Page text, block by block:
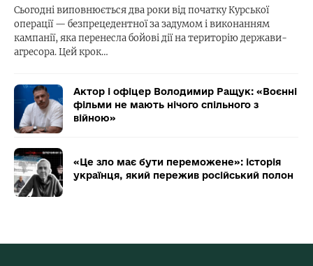
Сьогодні виповнюється два роки від початку Курської
операції — безпрецедентної за задумом і виконанням
кампанії, яка перенесла бойові дії на територію держави-
агресора. Цей крок…
Актор і офіцер Володимир Ращук: «Воєнні
фільми не мають нічого спільного з
війною»
«Це зло має бути переможене»: історія
українця, який пережив російський полон